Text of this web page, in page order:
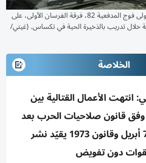
جندي أمريكي من الكتيبة الأولى فوج المدفعية 82، فرقة الفرسان الأولى، على
خلال تدريب بالذخيرة الحية في تكساس. (غيتي/
الخلاصة
انتهت الأعمال القتالية بين
قانون صلاحيات الحرب بعد
وقف نار من 7 أبريل وقانون 1973 يقيّد نشر
دون تفويض